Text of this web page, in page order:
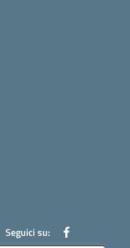
Seguici su: